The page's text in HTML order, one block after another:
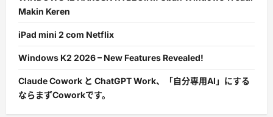
Makin Keren
iPad mini 2 com Netflix
Windows K2 2026 – New Features Revealed!
Claude Cowork と ChatGPT Work、「自分専用AI」にする
ならまずCoworkです。